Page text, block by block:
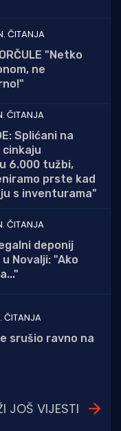
ČITANJA
"Netko
ne
ČITANJA
Splićani na
cinkaju
6.000 tužbi,
prste kad
s inventurama"
ČITANJA
deponij
Novalji: "Ako
ČITANJA
srušio ravno na
JOŠ VIJESTI